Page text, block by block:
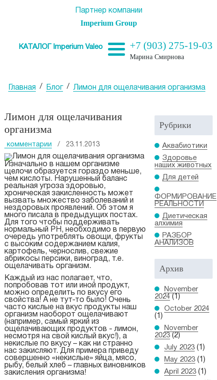
Партнер компании
Imperium Group
КАТАЛОГ Imperium Valeo +7 (903) 275-19-03
Марина Смирнова
Главная / Блог / Лимон для ощелачивания организма
Лимон для ощелачивания
организма
комментарии / 23.11.2013
Изначально в нашем организме
щелочи образуется гораздо меньше,
чем кислоты. Нарушенный баланс
реальная угроза здоровью,
хроническая закисленность может
вызвать множество заболеваний и
нездоровых проявлений. Об этом я
много писала в предыдущих постах.
Для того чтобы поддерживать
нормальный РН, необходимо в первую
очередь употреблять овощи, фрукты
с высоким содержанием калия,
картофель, чернослив, свежие
абрикосы персики, виноград, т.е.
ощелачивать организм.
Каждый из нас полагает, что,
попробовав тот или иной продукт,
можно определить по вкусу его
свойства! А не тут-то было! Очень
часто кислые на вкус продукты наш
организм наоборот ощелачивают
(например, самый яркий из
ощелачивающих продуктов - лимон,
несмотря на свой кислый вкус!), а
некислые по вкусу – как ни странно
нас закисляют. Для примера приведу
совершенно «некислые» яйца, мясо,
рыбу, белый хлеб – главных виновников
закисления организма!
Рубрики
Аквабиотики
Здоровье
наших животных
Для детей
ФОРМИРОВАНИЕ
РЕАЛЬНОСТИ
Диетическая
алхимия
РАЗБОР
АНАЛИЗОВ
Архив
November
2024(1)
October 2024
(1)
November
2023(2)
July 2023(1)
May 2023(1)
April 2023(1)